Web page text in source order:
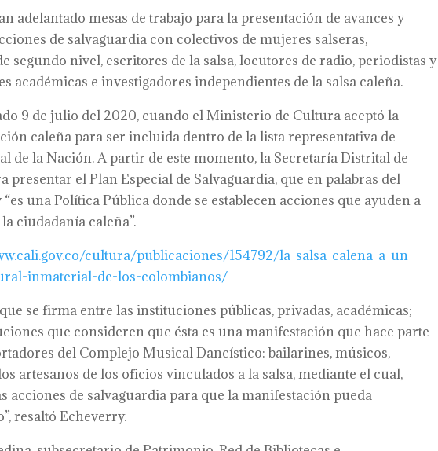
adelantado mesas de trabajo para la presentación de avances y
de salvaguardia con colectivos de mujeres salseras,
segundo nivel, escritores de la salsa, locutores de radio, periodistas y
académicas e investigadores independientes de la salsa caleña.
9 de julio del 2020, cuando el Ministerio de Cultura aceptó la
caleña para ser incluida dentro de la lista representativa de
la Nación. A partir de este momento, la Secretaría Distrital de
presentar el Plan Especial de Salvaguardia, que en palabras del
una Política Pública donde se establecen acciones que ayuden a
ciudadanía caleña”.
cultura/publicaciones/154792/la-salsa-calena-a-un-
inmaterial-de-los-colombianos/
se firma entre las instituciones públicas, privadas, académicas;
que consideren que ésta es una manifestación que hace parte
del Complejo Musical Dancístico: bailarines, músicos,
artesanos de los oficios vinculados a la salsa, mediante el cual,
acciones de salvaguardia para que la manifestación pueda
resaltó Echeverry.